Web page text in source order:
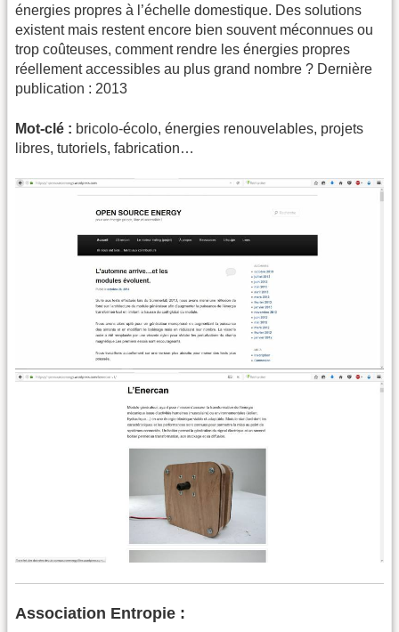
énergies propres à l’échelle domestique. Des solutions
existent mais restent encore bien souvent méconnues ou
trop coûteuses, comment rendre les énergies propres
réellement accessibles au plus grand nombre ? Dernière
publication : 2013
Mot-clé : bricolo-écolo, énergies renouvelables, projets
libres, tutoriels, fabrication…
Association Entropie :